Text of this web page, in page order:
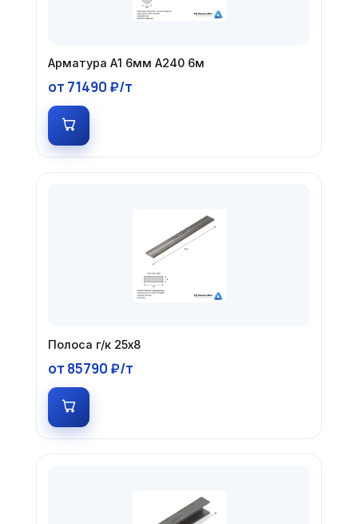
Арматура А1 6мм А240 6м
от 71490 ₽/т
Полоса г/к 25х8
от 85790 ₽/т